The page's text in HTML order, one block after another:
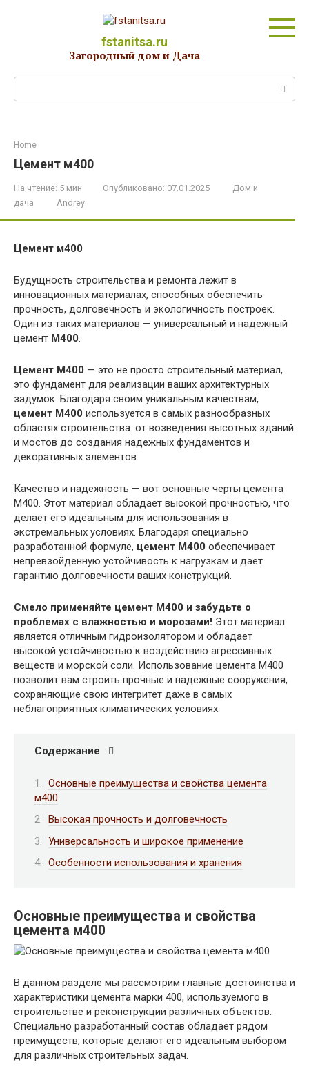
fstanitsa.ru
Загородный дом и Дача
Home
Цемент м400
На чтение: 5 мин Опубликовано: 07.01.2025
Дом и
дача
Andrey
Цемент м400
Будущность строительства и ремонта лежит в
инновационных материалах, способных обеспечить
прочность, долговечность и экологичность построек.
Один из таких материалов — универсальный и надежный
цемент М400.
Цемент М400 — это не просто строительный материал,
это фундамент для реализации ваших архитектурных
задумок. Благодаря своим уникальным качествам,
цемент М400 используется в самых разнообразных
областях строительства: от возведения высотных зданий
и мостов до создания надежных фундаментов и
декоративных элементов.
Качество и надежность — вот основные черты цемента
М400. Этот материал обладает высокой прочностью, что
делает его идеальным для использования в
экстремальных условиях. Благодаря специально
разработанной формуле, цемент М400 обеспечивает
непревзойденную устойчивость к нагрузкам и дает
гарантию долговечности ваших конструкций.
Смело применяйте цемент М400 и забудьте о
проблемах с влажностью и морозами! Этот материал
является отличным гидроизолятором и обладает
высокой устойчивостью к воздействию агрессивных
веществ и морской соли. Использование цемента М400
позволит вам строить прочные и надежные сооружения,
сохраняющие свою интегритет даже в самых
неблагоприятных климатических условиях.
Содержание
Основные преимущества и свойства цемента
м400
Высокая прочность и долговечность
Универсальность и широкое применение
Особенности использования и хранения
Основные преимущества и свойства
цемента м400
В данном разделе мы рассмотрим главные достоинства и
характеристики цемента марки 400, используемого в
строительстве и реконструкции различных объектов.
Специально разработанный состав обладает рядом
преимуществ, которые делают его идеальным выбором
для различных строительных задач.